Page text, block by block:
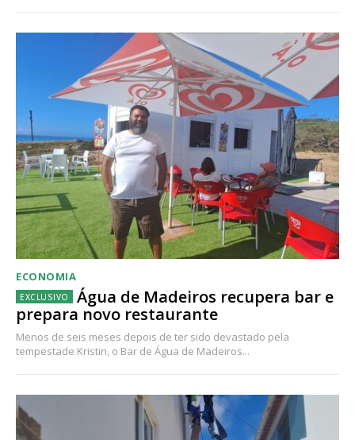
ECONOMIA
Água de Madeiros recupera bar e
prepara novo restaurante
Menos de seis meses depois de ter sido devastado pela
tempestade Kristin, o Bar de Água de Madeiros...